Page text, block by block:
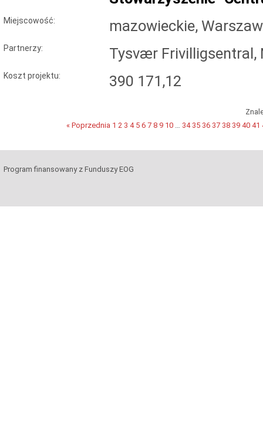
Miejscowość: mazowieckie,
Partnerzy: Tysvær Frivilligsentral,
Koszt projektu: 390 171,12
« Poprzednia 1 2 3 4 5 6 7 8 9 10 34 35 36 37 38 39 40 41
Program finansowany z Funduszy EOG